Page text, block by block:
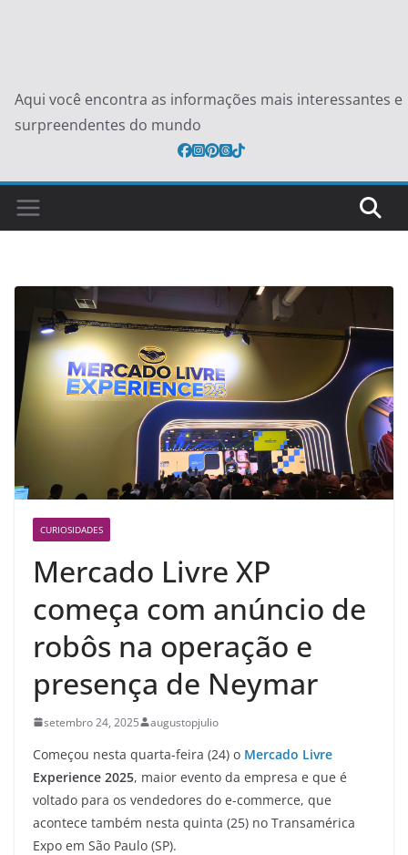
Aqui você encontra as informações mais interessantes e
surpreendentes do mundo
CURIOSIDADES
Mercado Livre XP
começa com anúncio de
robôs na operação e
presença de Neymar
setembro 24, 2025 augustopjulio
Começou nesta quarta-feira (24) o Mercado Livre
Experience 2025, maior evento da empresa e que é
voltado para os vendedores do e-commerce, que
acontece também nesta quinta (25) no Transamérica
Expo em São Paulo (SP).